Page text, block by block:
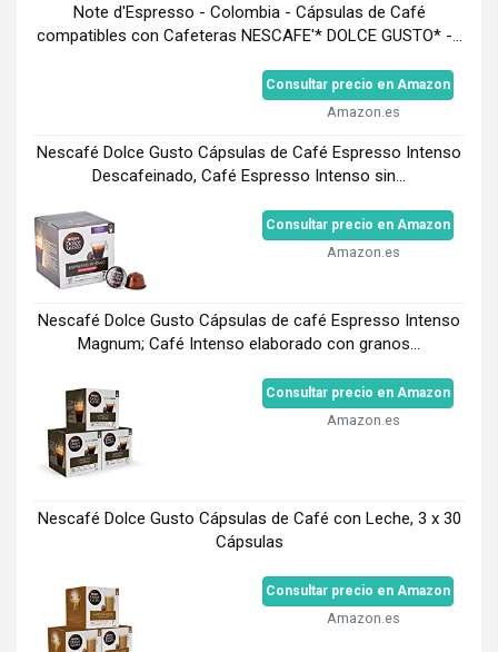
Note d'Espresso - Colombia - Cápsulas de Café
compatibles con Cafeteras NESCAFE'* DOLCE GUSTO* -...
Consultar precio en Amazon
Amazon.es
Nescafé Dolce Gusto Cápsulas de Café Espresso Intenso
Descafeinado, Café Espresso Intenso sin...
Consultar precio en Amazon
Amazon.es
Nescafé Dolce Gusto Cápsulas de café Espresso Intenso
Magnum; Café Intenso elaborado con granos...
Consultar precio en Amazon
Amazon.es
Nescafé Dolce Gusto Cápsulas de Café con Leche, 3 x 30
Cápsulas
Consultar precio en Amazon
Amazon.es